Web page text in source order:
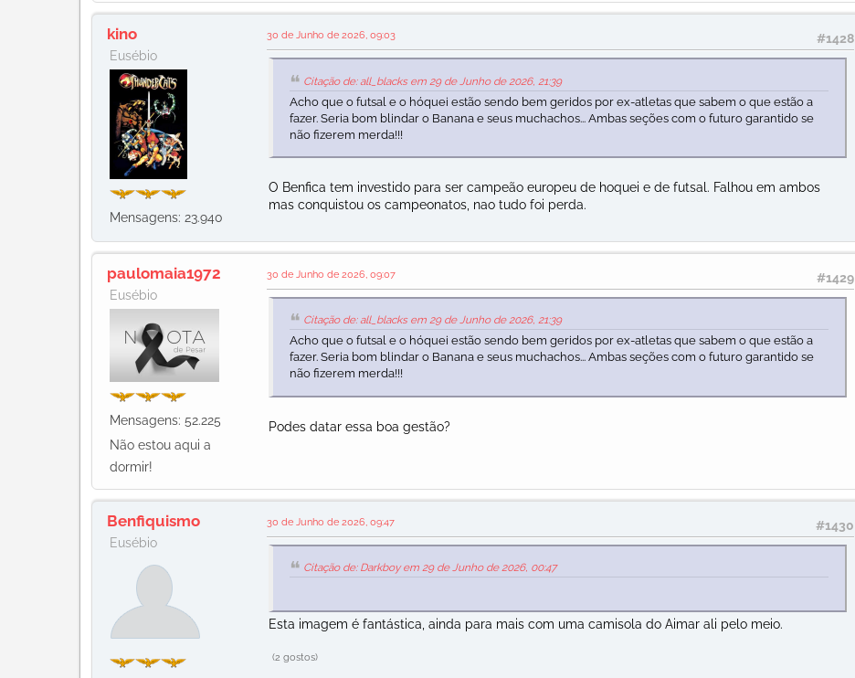
kino
Eusébio
Mensagens: 23.940
#1428
30 de Junho de 2026, 09:03
Citação de: all_blacks em 29 de Junho de 2026, 21:39
Acho que o futsal e o hóquei estão sendo bem geridos por ex-atletas que sabem o que estão a
fazer. Seria bom blindar o Banana e seus muchachos... Ambas seções com o futuro garantido se
não fizerem merda!!!
O Benfica tem investido para ser campeão europeu de hoquei e de futsal. Falhou em ambos
mas conquistou os campeonatos, nao tudo foi perda.
paulomaia1972
Eusébio
Mensagens: 52.225
Não estou aqui a
dormir!
#1429
30 de Junho de 2026, 09:07
Citação de: all_blacks em 29 de Junho de 2026, 21:39
Acho que o futsal e o hóquei estão sendo bem geridos por ex-atletas que sabem o que estão a
fazer. Seria bom blindar o Banana e seus muchachos... Ambas seções com o futuro garantido se
não fizerem merda!!!
Podes datar essa boa gestão?
Benfiquismo
Eusébio
#1430
30 de Junho de 2026, 09:47
Citação de: Darkboy em 29 de Junho de 2026, 00:47
Esta imagem é fantástica, ainda para mais com uma camisola do Aimar ali pelo meio.
(2 gostos)